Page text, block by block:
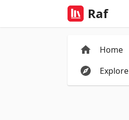
Raf
Home
Explore